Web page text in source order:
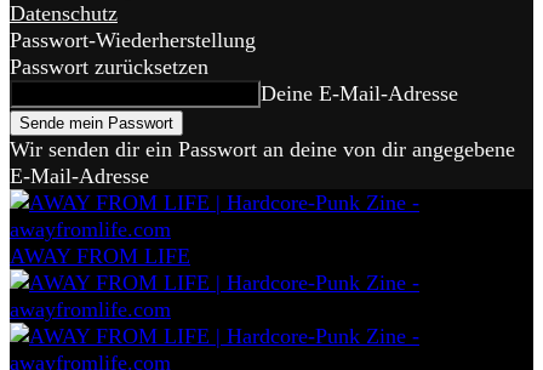
Datenschutz
Passwort-Wiederherstellung
Passwort zurücksetzen
Deine E-Mail-Adresse
Wir senden dir ein Passwort an deine von dir angegebene
E-Mail-Adresse
AWAY FROM LIFE